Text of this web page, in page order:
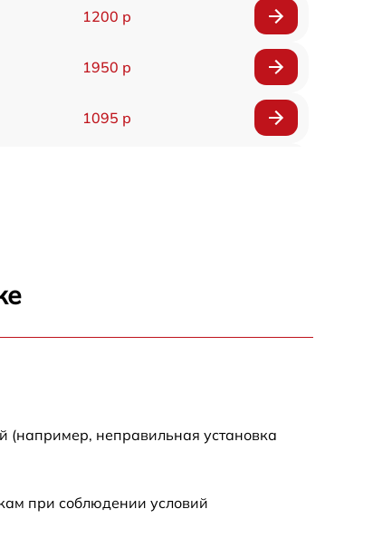
1200 р
1950 р
1095 р
(например, неправильная установка
при соблюдении условий